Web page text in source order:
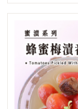
材實料好吃的不得
感，可以找個漂亮
讓你一秒置身於網
開火。✔ 適合親子
加物。✔ 單純的水
酪加上牛奶也非常
表水果，芒果/百
~♥當期特惠♥→特
味也提香~✅ 加入
麵包、餅乾或做成
最安心，無多餘添
試，甜鹹控，絕不
醬】① 原味乳酪
蜜：20g④ 堅果：
酪：半份② 希臘
魚：2-4片⑤ 小黃